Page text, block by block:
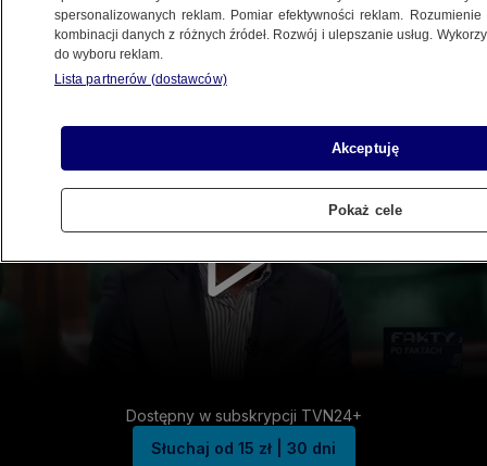
Dostępny w subskrypcji TVN24+
Słuchaj od 15 zł | 30 dni
spersonalizowanych reklam. Pomiar efektywności reklam.
kombinacji danych z różnych źródeł. Rozwój i ulepszanie usług.
do wyboru reklam.
Lista partnerów (dostawców)
Akceptuję
Pokaż cele